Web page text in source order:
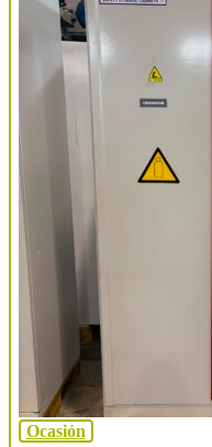
Ocasión